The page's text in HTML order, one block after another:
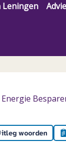
Leningen
Energie
woorden